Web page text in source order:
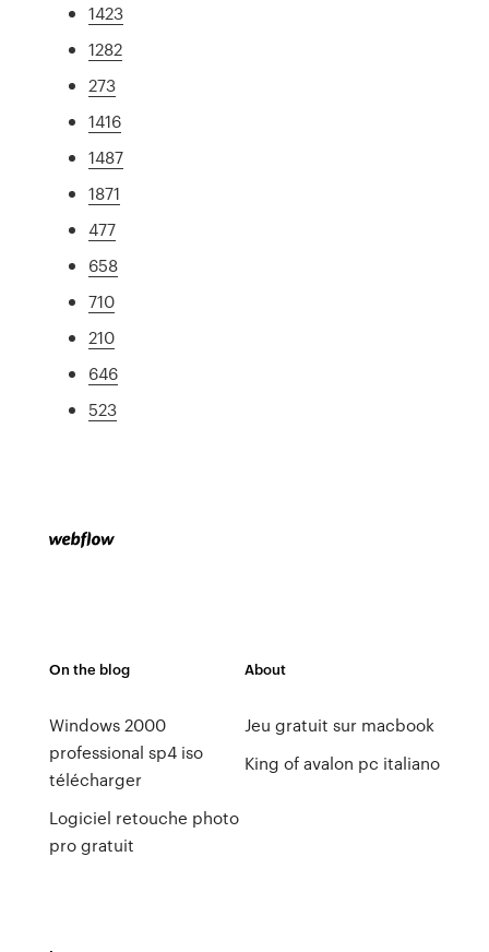
1423
1282
273
1416
1487
1871
477
658
710
210
646
523
On the blog
Windows 2000
professional sp4 iso
télécharger
Logiciel retouche photo
pro gratuit
About
Jeu gratuit sur macbook
King of avalon pc italiano